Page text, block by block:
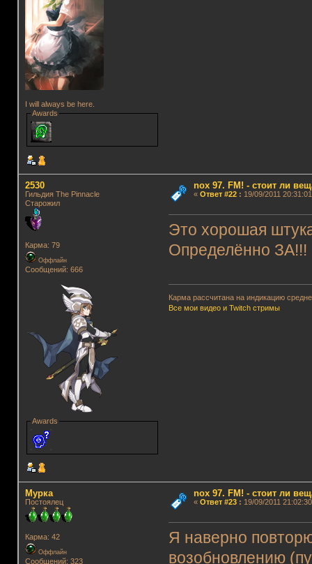
I will always be here.
Awards
2530
Гильдия The Pinnacle
Старожил
Карма: 79
Оффлайн
Сообщений: 666
Awards
nox 97. FM! - стоит ли
« Ответ #22: 19/09/2011
Это хорошая
Определённо ЗА!!!
Карма рассчитана на индикацию
Все мои видео и Twitch стримы
Мурка
Постоялец
Карма: 42
Оффлайн
Сообщений: 323
nox 97. FM! - стоит ли
« Ответ #23: 19/09/2011
Я наверно
возобновлению